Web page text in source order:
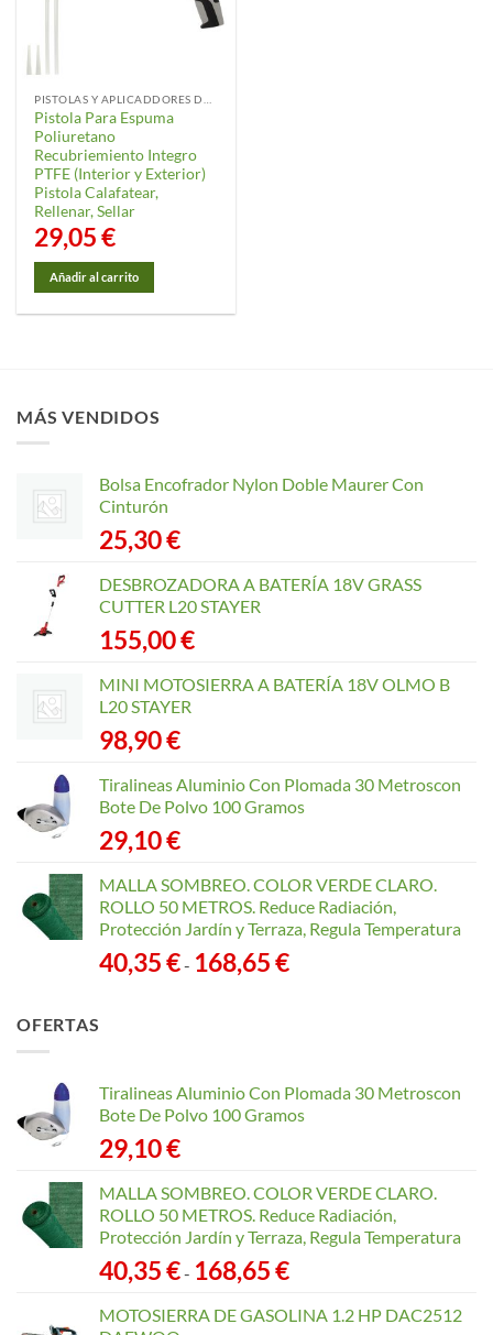
Pistola Para Espuma
Poliuretano
Recubriemiento Integro
PTFE (Interior y Exterior)
Pistola Calafatear,
Rellenar, Sellar
29,05€
Añadir al carrito
MÁS VENDIDOS
Bolsa Encofrador Nylon Doble Maurer Con
Cinturón
25,30€
DESBROZADORA A BATERÍA 18V GRASS
CUTTER L20 STAYER
155,00€
MINI MOTOSIERRA A BATERÍA 18V OLMO B
L20 STAYER
98,90€
Tiralineas Aluminio Con Plomada 30 Metroscon
Bote De Polvo 100 Gramos
29,10€
MALLA SOMBREO. COLOR VERDE CLARO.
ROLLO 50 METROS. Reduce Radiación,
Protección Jardín y Terraza, Regula Temperatura
40,35€- 168,65€Rango
168,65 €
OFERTAS
Tiralineas Aluminio Con Plomada 30 Metroscon
Bote De Polvo 100 Gramos
29,10€
MALLA SOMBREO. COLOR VERDE CLARO.
ROLLO 50 METROS. Reduce Radiación,
Protección Jardín y Terraza, Regula Temperatura
40,35€- 168,65€Rango
precios:
MOTOSIERRA DE GASOLINA 1.2 HP DAC2512